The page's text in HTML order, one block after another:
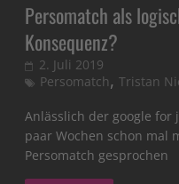
Persomatch als
Konsequenz?
2. Juli 2019
Persomatch,Tristan
Anlässlich der google for
paar Wochen schon mal
Persomatch gesprochen